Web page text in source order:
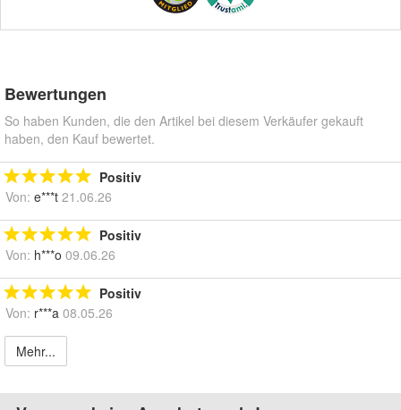
Bewertungen
So haben Kunden, die den Artikel bei diesem Verkäufer gekauft
haben, den Kauf bewertet.
Positiv
Von: e***t 21.06.26
Positiv
Von: h***o 09.06.26
Positiv
Von: r***a 08.05.26
Mehr...